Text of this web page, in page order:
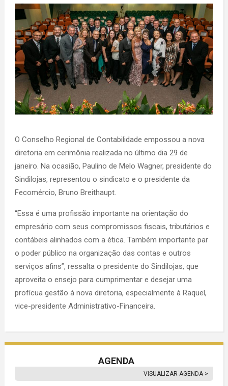
O Conselho Regional de Contabilidade empossou a nova
diretoria em cerimônia realizada no último dia 29 de
janeiro. Na ocasião, Paulino de Melo Wagner, presidente do
Sindilojas, representou o sindicato e o presidente da
Fecomércio, Bruno Breithaupt.
“Essa é uma profissão importante na orientação do
empresário com seus compromissos fiscais, tributários e
contábeis alinhados com a ética. Também importante par
o poder público na organização das contas e outros
serviços afins”, ressalta o presidente do Sindilojas, que
aproveita o ensejo para cumprimentar e desejar uma
profícua gestão à nova diretoria, especialmente à Raquel,
vice-presidente Administrativo-Financeira.
AGENDA
VISUALIZAR AGENDA >